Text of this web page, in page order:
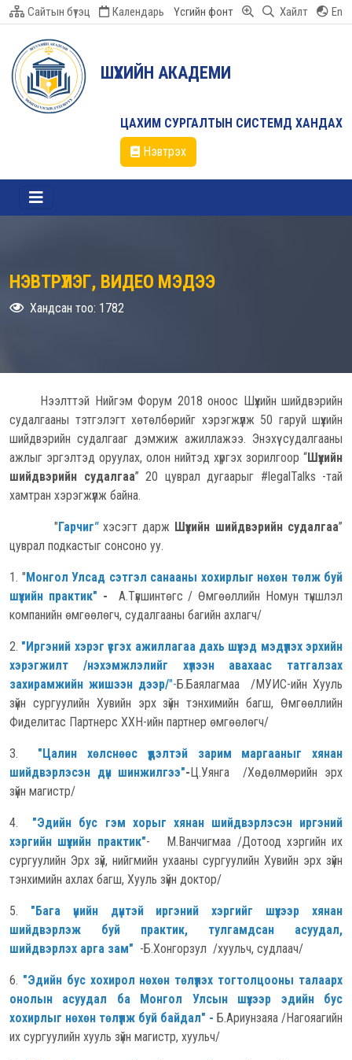
Сайтын бүтэц Календарь Үсгийн фонт Хайлт En
ШҮҮХИЙН АКАДЕМИ
ЦАХИМ СУРГАЛТЫН СИСТЕМД ХАНДАХ
Нэвтрэх
НЭВТРҮҮЛЭГ, ВИДЕО МЭДЭЭ
Хандсан тоо: 1782
Нээлттэй Нийгэм Форум 2018 оноос Шүүхийн шийдвэрийн
судалгааны тэтгэлэгт хөтөлбөрийг хэрэгжүүлж 50 гаруй шүүхийн
шийдвэрийн судалгааг дэмжиж ажиллажээ. Энэхүү судалгааны
ажлыг эргэлтэд оруулах, олон нийтэд хүргэх зорилгоор “Шүүхийн
шийдвэрийн судалгаа” 20 цуврал дугаарыг #legalTalks -тай
хамтран хэрэгжүүлж байна.
"Гарчиг" хэсэгт дарж Шүүхийн шийдвэрийн судалгаа”
цуврал подкастыг сонсоно уу.
1. "Монгол Улсад сэтгэл санааны хохирлыг нөхөн төлж буй
шүүхийн практик" - А.Түвшинтөгс / Өмгөөллийн Номун түншлэл
компанийн өмгөөлөгч, судалгааны багийн ахлагч/
2. "Иргэний хэрэг үүсгэх ажиллагаа дахь шүүхэд мэдүүлэх эрхийн
хэрэгжилт /нэхэмжлэлийг хүлээн авахаас татгалзах
захирамжийн жишээн дээр/"-Б.Баялагмаа /МУИС-ийн Хууль
зүйн сургуулийн Хувийн эрх зүйн тэнхимийн багш, Өмгөөллийн
Фиделитас Партнерс ХХН-ийн партнер өмгөөлөгч/
3.
"Цалин хөлснөөс үүдэлтэй зарим маргааныг хянан
шийдвэрлэсэн дүн шинжилгээ"-Ц.Уянга /Хөдөлмөрийн эрх
зүйн магистр/
4. "Эдийн бус гэм хорыг хянан шийдвэрлэсэн иргэний
хэргийн шүүхийн практик"- М.Ванчигмаа /Дотоод хэргийн их
сургуулийн Эрх зүй, нийгмийн ухааны сургуулийн Хувийн эрх зүйн
тэнхимийн ахлах багш, Хууль зүйн доктор/
5. "Бага үнийн дүнтэй иргэний хэргийг шүүхээр хянан
шийдвэрлэж буй практик, тулгамдсан асуудал,
шийдвэрлэх арга зам" -Б.Хонгорзул /хуульч, судлаач/
6. "Эдийн бус хохирол нөхөн төлүүлэх тогтолцооны талаарх
онолын асуудал ба Монгол Улсын шүүхээр эдийн бус
хохирлыг нөхөн төлүүлж буй байдал" - Б.Ариунзаяа /Нагояагийн
их сургуулийн хууль зүйн магистр, хуульч/